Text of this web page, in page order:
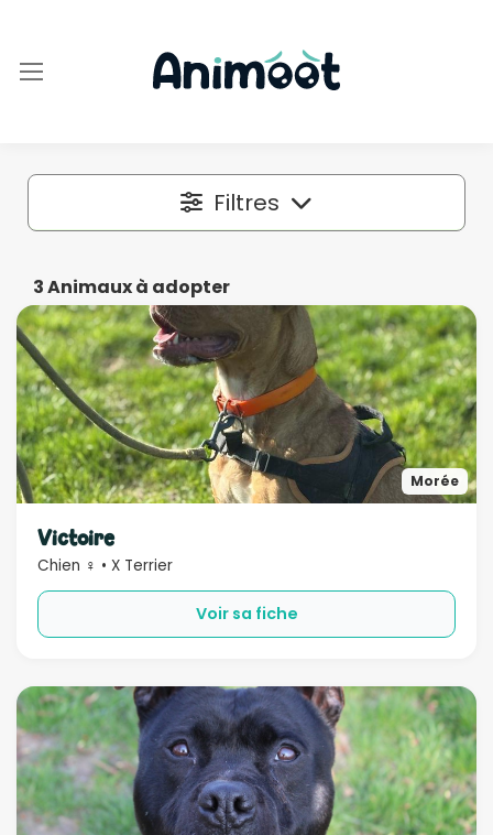
3Animaux à adopter
Morée
Victoire
Chien ♀ • X Terrier
Voir sa fiche
Filtres
Localisation
Dans un rayon autour de 50 km
Espèce
Sexe
Compatible
Chien
Chat
Âge